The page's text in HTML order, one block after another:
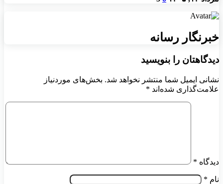
خبرنگار رسانه
دیدگاهتان را بنویسید
نشانی ایمیل شما منتشر نخواهد شد. بخش‌های موردنیاز
علامت‌گذاری شده‌اند *
دیدگاه *
نام *